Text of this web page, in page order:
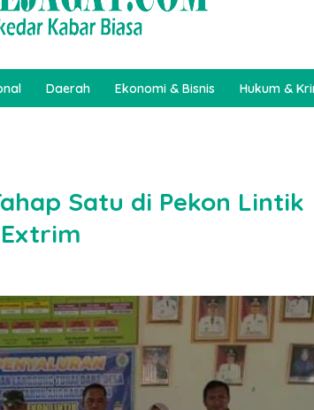
Daerah Ekonomi & Bisnis Hukum &
Satu di Pekon Lintik